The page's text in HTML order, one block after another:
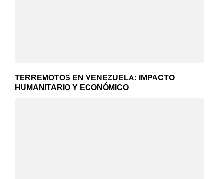
TERREMOTOS EN VENEZUELA: IMPACTO
HUMANITARIO Y ECONÓMICO